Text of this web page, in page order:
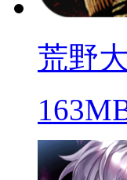
荒野